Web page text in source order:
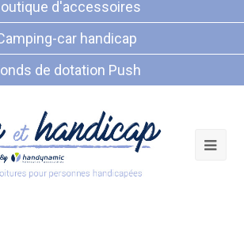
d'accessoires
car handicap
de dotation Push